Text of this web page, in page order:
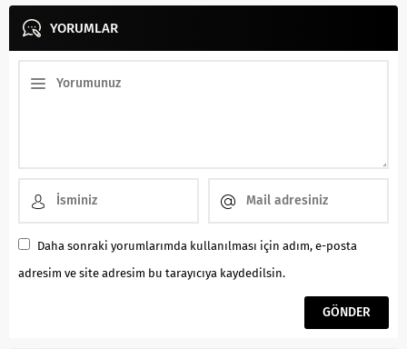
YORUMLAR
Daha sonraki yorumlarımda kullanılması için adım, e-posta
adresim ve site adresim bu tarayıcıya kaydedilsin.